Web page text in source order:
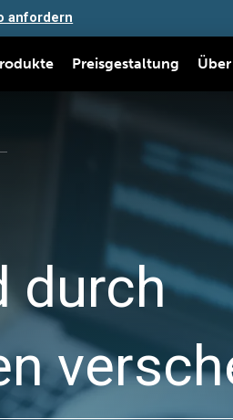
anfordern
Preisgestaltung
durch